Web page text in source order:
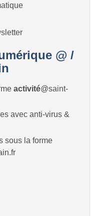
@ /
activité@saint-
avec anti-virus &
sous la forme